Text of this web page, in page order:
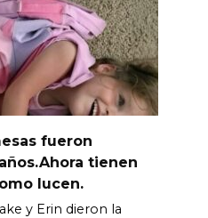
fueron
tienen
lucen.
y Erin dieron la